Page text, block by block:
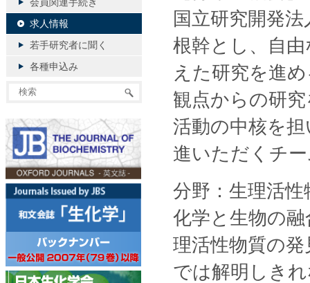
国立研究開発
根幹とし、自
えた研究を進
観点からの研
活動の中核を
進いただくチ
分野：生理活
化学と生物の
理活性物質の
では解明しき
求人情報
若手研究者に聞く
各種申込み